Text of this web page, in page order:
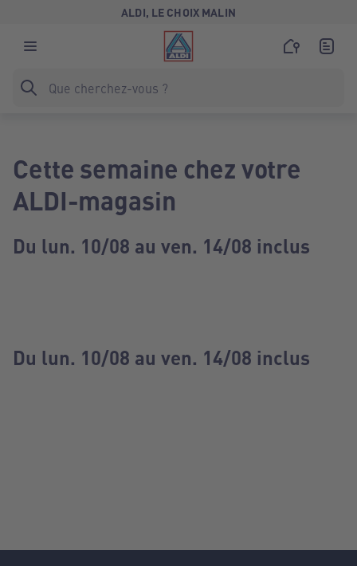
ALDI, LE CHOIX MALIN
Cette semaine chez votre
ALDI-magasin
Du lun. 10/08 au ven. 14/08 inclus
Du lun. 10/08 au ven. 14/08 inclus